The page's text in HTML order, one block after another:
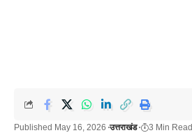
Published May 16, 2026 उत्तराखंड 3 Min Read